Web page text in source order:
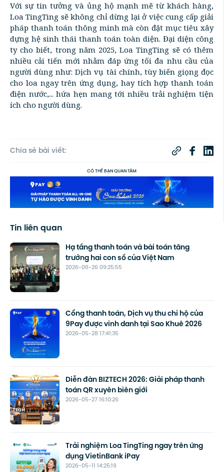
Với sự tin tưởng và ủng hộ mạnh mẽ từ khách hàng,
Loa TingTing sẽ không chỉ dừng lại ở việc cung cấp giải
pháp thanh toán thông minh mà còn đặt mục tiêu xây
dựng hệ sinh thái thanh toán toàn diện. Đại diện công
ty cho biết, trong năm 2025, Loa TingTing sẽ có thêm
nhiều cải tiến mới nhằm đáp ứng tối đa nhu cầu của
người dùng như: Dịch vụ tài chính, tùy biến giọng đọc
cho loa ngay trên ứng dụng, hay tích hợp thanh toán
điện nước,... hứa hẹn mang tới nhiều trải nghiệm tiện
ích cho người dùng.
Chia sẻ bài viết:
CÓ THỂ BẠN QUAN TÂM
Tin liên quan
2026-06-26 09:25:55
Hạ tầng thanh toán và bài toán tăng
trưởng hai con số của Việt Nam
2026-05-28 17:41:35
Cổng thanh toán, Dịch vụ thu chi hộ của
9Pay được vinh danh tại Sao Khuê 2026
2026-05-27 16:10:26
Diễn đàn BIZTECH 2026: Giải pháp thanh
toán QR xuyên biên giới
2026-05-11 14:25:19
Trải nghiệm Loa TingTing ngay trên ứng
dụng VietinBank iPay